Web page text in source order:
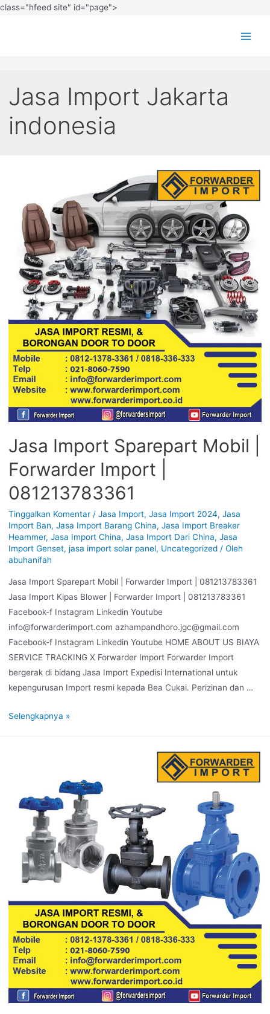
class="hfeed site" id="page">
Jasa Import Jakarta
indonesia
Jasa Import Sparepart Mobil |
Forwarder Import |
081213783361
Tinggalkan Komentar / Jasa Import, Jasa Import 2024, Jasa
Import Ban, Jasa Import Barang China, Jasa Import Breaker
Heammer, Jasa Import China, Jasa Import Dari China, Jasa
Import Genset, jasa import solar panel, Uncategorized/ Oleh
abuhanifah
Jasa Import Sparepart Mobil | Forwarder Import | 081213783361
Jasa Import Kipas Blower | Forwarder Import | 081213783361
Facebook-f Instagram Linkedin Youtube
info@forwarderimport.com azhampandhoro.jgc@gmail.com
Facebook-f Instagram Linkedin Youtube HOME ABOUT US BIAYA
SERVICE TRACKING X Forwarder Import Forwarder Import
bergerak di bidang Jasa Import Expedisi International untuk
kepengurusan Import resmi kepada Bea Cukai. Perizinan dan …
Selengkapnya »